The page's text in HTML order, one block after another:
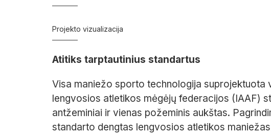
Projekto vizualizacija
Atitiks tarptautinius standartus
Visa maniežo sporto technologija suprojektuota
lengvosios atletikos mėgėjų federacijos (IAAF)
antžeminiai ir vienas požeminis aukštas.
standarto dengtas lengvosios atletikos